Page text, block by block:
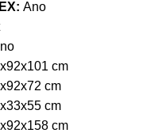
Ano
cm
cm
cm
cm